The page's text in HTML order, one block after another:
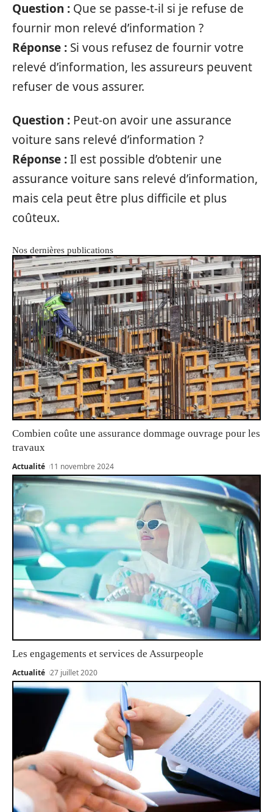
Question : Que se passe-t-il si je refuse de
fournir mon relevé d’information ?
Réponse : Si vous refusez de fournir votre
relevé d’information, les assureurs peuvent
refuser de vous assurer.
Question : Peut-on avoir une assurance
voiture sans relevé d’information ?
Réponse :Il est possible d’obtenir une
assurance voiture sans relevé d’information,
mais cela peut être plus difficile et plus
coûteux.
Nos dernières publications
Combien coûte une assurance dommage ouvrage pour les
travaux
Actualité 11 novembre 2024
Les engagements et services de Assurpeople
Actualité 27 juillet 2020